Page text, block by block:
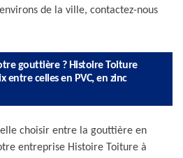
de la ville, contactez-nous
gouttière ? Histoire Toiture
entre celles en PVC, en zinc
choisir entre la gouttière en
entreprise Histoire Toiture à